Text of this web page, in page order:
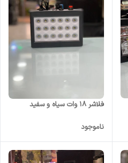
فلاشر ۱۸ وات سیاه و سفید
ناموجود